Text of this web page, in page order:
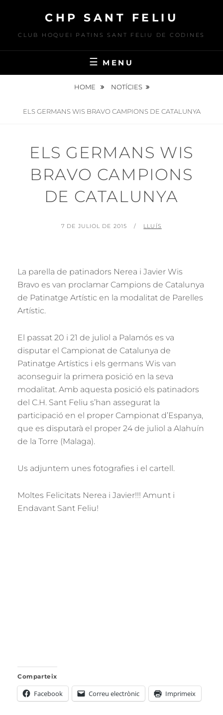
content
CHP SANT FELIU
CLUB HOQUEI PATINS SANT FELIU DE CODINES
MENU
HOME NOTÍCIES
ELS GERMANS WIS BRAVO CAMPIONS DE CATALUNYA
ELS GERMANS WIS
BRAVO CAMPIONS
DE CATALUNYA
POSTED
7 DE JULIOL DE 2015 BY
LLUÍS
La parella de patinadors Nerea i Javier Wis
Bravo es van proclamar Campions de Catalunya
de Patinatge Artístic en la modalitat de Parelles
Artístic.
El passat 20 i 21 de juliol a Palamós es va
disputar el Campionat de Catalunya de
Patinatge Artístics i els germans Wis van
aconseguir la primera posició en la seva
modalitat. Amb aquesta posició els patinadors
del C.H. Sant Feliu s’han assegurat la
participació en el proper Campionat d’Espanya,
que es disputarà el proper 24 de juliol a Alahuín
de la Torre (Malaga).
Us adjuntem unes fotografies i el cartell.
Moltes Felicitats Nerea i Javier!!! Amunt i
Endavant Sant Feliu!
Comparteix
Facebook Correu electrònic Imprimeix